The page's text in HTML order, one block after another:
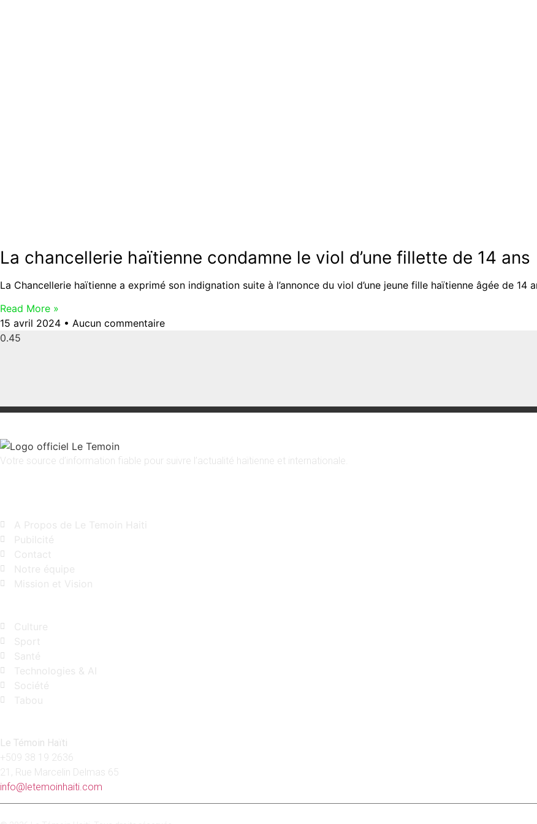
La chancellerie haïtienne condamne le viol d’une fillette de 14 ans
La Chancellerie haïtienne a exprimé son indignation suite à l’annonce du viol d’une jeune fille haïtienne âgée de 14
Read More »
15 avril 2024
Aucun commentaire
Votre source d’information fiable pour suivre l’actualité haïtienne et internationale.
A Propos de Le Temoin Haiti
Pubilcité
Contact
Notre équipe
Mission et Vision
Culture
Sport
Santé
Technologies & AI
Société
Tabou
Le Témoin Haïti
+509 38 19 2636
21, Rue Marcelin Delmas 65
info@letemoinhaiti.com